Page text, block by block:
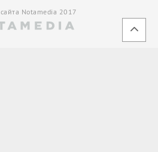
Notamedia 2017